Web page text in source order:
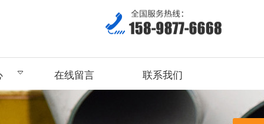
在线留言 联系我们